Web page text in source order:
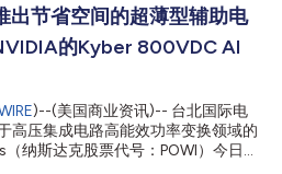
执行官Jennifer Lloyd表示：“我们
的高压电力系统提供了充足的电压
从而最大限度地提升功率密度。新兴
行业路线图指出，这些中心将采用
电动汽车电池及辅助电源系统的工
到48伏）。这一里程碑式的突破将
去由碳化硅所覆盖的电压区间，为太
电力转换等应用提供了极具吸引力的
节省空间的超薄型辅助电
的Kyber 800VDC AI
)--(美国商业资讯)-- 台北国际电
高压集成电路高能效功率变换领域的
纳斯达克股票代号：POWI）今日推